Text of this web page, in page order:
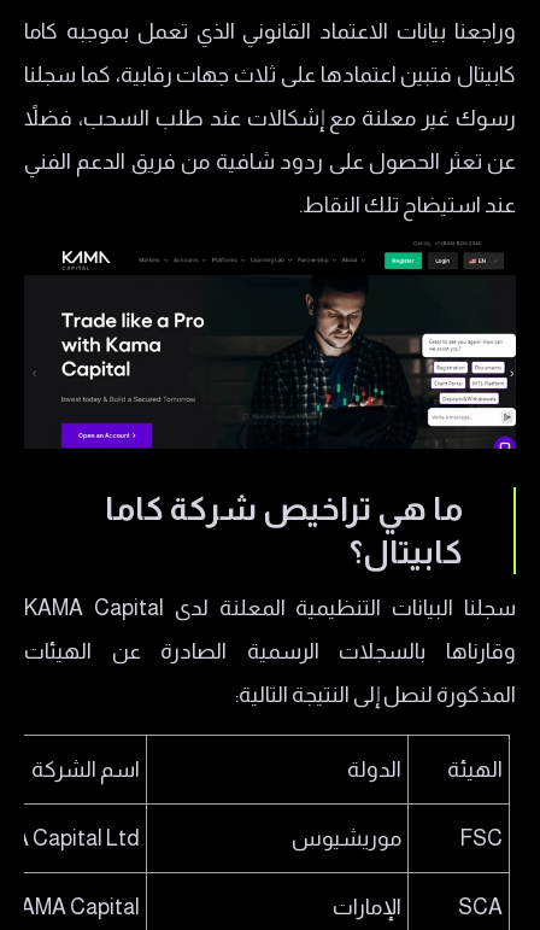
هل يمكن فتح حساب إسلامي في KAMA Capital؟
تجربة فتح حساب تداول لدى منصة Kama Capital
ما هو أفضل حساب تداول لدى KAMA Capital؟
​طرق السحب والإيداع لدى شركة كاما كابيتال
طرق التواصل مع شركة KAMA Capital
خدمة عملاء Kama Capital
إيجابيات وسلبيات شركة كاما كابيتال KAMA Capital
تجارب المتداولين الحقيقيين مع Kama Capital
وراجعنا بيانات الاعتماد القانوني الذي تعمل بموجبه كاما
كابيتال فتبين اعتمادها على ثلاث جهات رقابية، كما سجلنا
رسوك غير معلنة مع إشكالات عند طلب السحب، فضلاً
عن تعثر الحصول على ردود شافية من فريق الدعم الفني
عند استيضاح تلك النقاط.
ما هي تراخيص شركة كاما
كابيتال؟
​سجلنا البيانات التنظيمية المعلنة لدى KAMA Capital
وقارناها بالسجلات الرسمية الصادرة عن الهيئات
المذكورة لنصل إلى النتيجة التالية:
الهيئة الدولة اسم الشركة
FSC موريشيوس Capital Ltd
SCA الإمارات KAMA Capital